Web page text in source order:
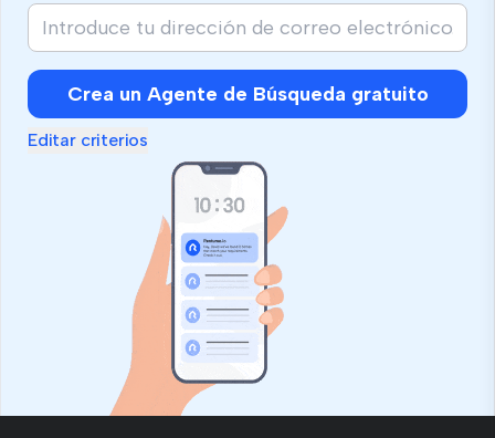
Crea un Agente de Búsqueda gratuito
Editar criterios